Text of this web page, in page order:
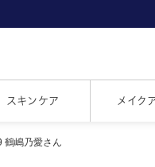
スキンケア メイク
鶴嶋乃愛さん